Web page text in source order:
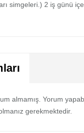
simgeleri.) 2 iş günü
almamış. Yorum
gerekmektedir.